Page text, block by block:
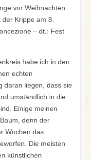
vor Weihnachten
Krippe am 8.
– dt.: Fest
habe ich in den
echten
daran liegen, dass sie
umständlich in die
Einige meinen
denn der
Wochen das
Die meisten
künstlichen